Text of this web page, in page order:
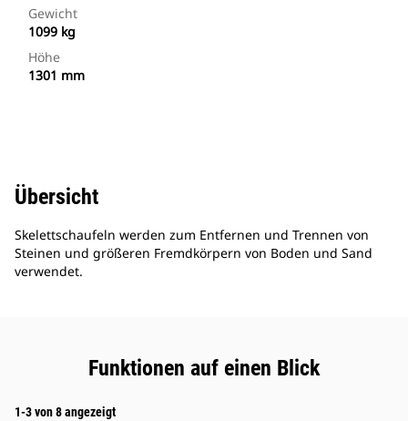
Gewicht
1099 kg
Höhe
1301 mm
Übersicht
Skelettschaufeln werden zum Entfernen und Trennen von
Steinen und größeren Fremdkörpern von Boden und Sand
verwendet.
Funktionen auf einen Blick
1-3 von 8 angezeigt